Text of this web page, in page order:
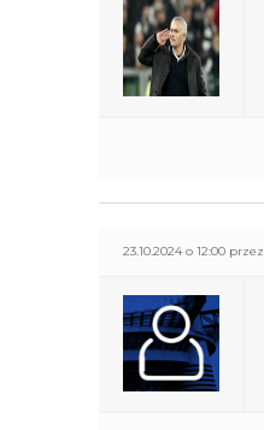
23.10.2024 o 12:00 przez